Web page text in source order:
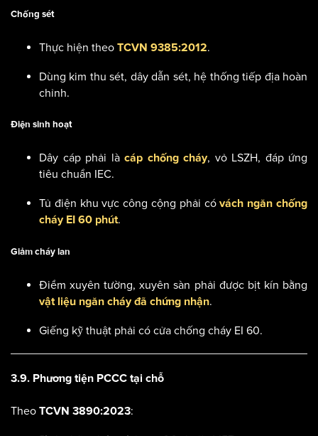
Chống sét
Thực hiện theo TCVN 9385:2012.
Dùng kim thu sét, dây dẫn sét, hệ thống tiếp địa hoàn
chỉnh.
Điện sinh hoạt
Dây cáp phải là cáp chống cháy, vỏ LSZH, đáp ứng
tiêu chuẩn IEC.
Tủ điện khu vực công cộng phải cóvách ngăn chống
cháy EI 60 phút.
Giảm cháy lan
Điểm xuyên tường, xuyên sàn phải được bịt kín bằng
vật liệu ngăn cháy đã chứng nhận.
Giếng kỹ thuật phải có cửa chống cháy EI 60.
3.9. Phương tiện PCCC tại chỗ
Theo TCVN 3890:2023: